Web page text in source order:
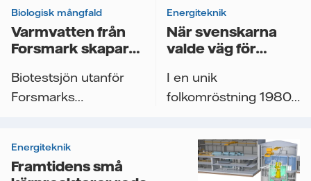
Biologisk mångfald
Varmvatten från
Forsmark skapar
naturvärden
Biotestsjön utanför
Forsmarks
Här...
Energiteknik
När svenskarna
valde väg för
I en unik
folkomröstning 1980
Energiteknik
Framtidens små